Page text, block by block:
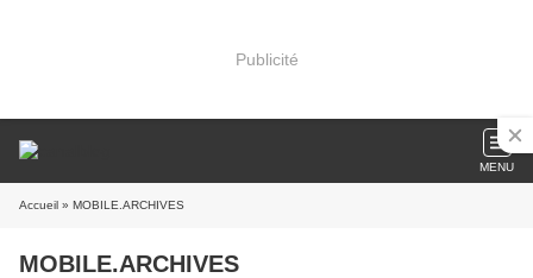
Publicité
MENU
Accueil » MOBILE.ARCHIVES
MOBILE.ARCHIVES